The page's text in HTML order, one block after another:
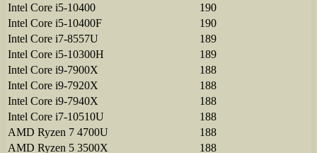
Intel Core i5-10400
190
Intel Core i5-10400F
190
Intel Core i7-8557U
189
Intel Core i5-10300H
189
Intel Core i9-7900X
188
Intel Core i9-7920X
188
Intel Core i9-7940X
188
Intel Core i7-10510U
188
AMD Ryzen 7 4700U
188
AMD Ryzen 5 3500X
188